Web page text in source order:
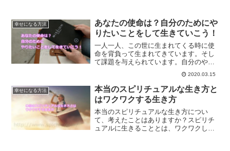
ご紹介します。
幸せになる方法
あなたの使命は？自分のためにや
りたいことをして生きていこう！
一人一人、この世に生まれてくる時に使
命を背負って生まれてきています。そし
て課題を与えられています。自分のやり
たいことをやっていく中で、使命に気づ
けることもあります。これからの時代は
好きなことを仕事にして生きていきませ
んか？
2020.03.15
幸せになる方法
本当のスピリチュアルな生き方と
はワクワクする生き方
本当のスピリチュアルな生き方につい
て、考えたことはありますか？スピリチ
ュアルに生きることとは、ワクワクしな